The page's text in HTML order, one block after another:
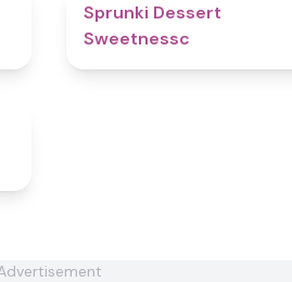
Sprunki Dessert
Sweetnessc